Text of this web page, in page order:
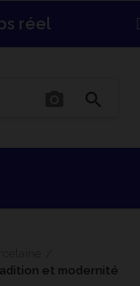
réel
search
et modernité